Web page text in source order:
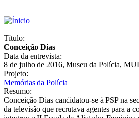
Título:
Conceição Dias
Data da entrevista:
8 de julho de 2016, Museu da Polícia,
Projeto:
Memórias da Polícia
Resumo:
Conceição Dias candidatou-se à PSP na
da televisão que recrutava agentes para a